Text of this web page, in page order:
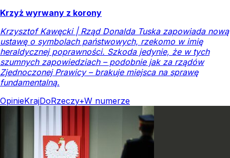
Krzyż wyrwany z korony
Krzysztof Kawęcki | Rząd Donalda Tuska zapowiada nową
ustawę o symbolach państwowych, rzekomo w imię
heraldycznej poprawności. Szkoda jedynie, że w tych
szumnych zapowiedziach – podobnie jak za rządów
Zjednoczonej Prawicy – brakuje miejsca na sprawę
fundamentalną.
OpinieKrajDoRzeczy+W numerze